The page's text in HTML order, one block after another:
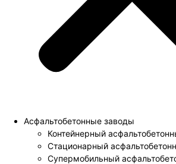
Асфальтобетонные заводы
Контейнерный
Стационарный
Супермобильный